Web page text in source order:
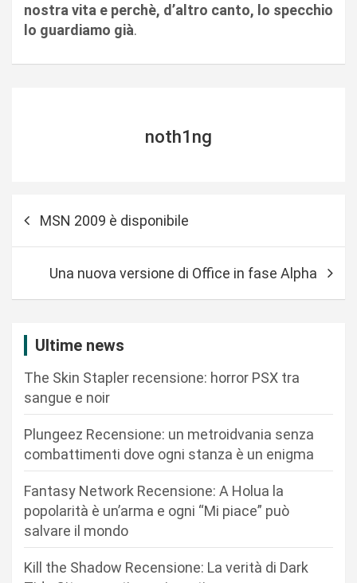
nostra vita e perchè, d’altro canto, lo specchio
lo guardiamo già.
noth1ng
MSN 2009 è disponibile
Una nuova versione di Office in fase Alpha
Ultime news
The Skin Stapler recensione: horror PSX tra
sangue e noir
Plungeez Recensione: un metroidvania senza
combattimenti dove ogni stanza è un enigma
Fantasy Network Recensione: A Holua la
popolarità è un’arma e ogni “Mi piace” può
salvare il mondo
Kill the Shadow Recensione: La verità di Dark